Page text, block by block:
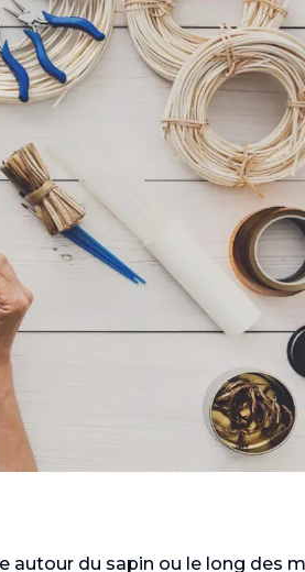
autour du sapin ou le long des